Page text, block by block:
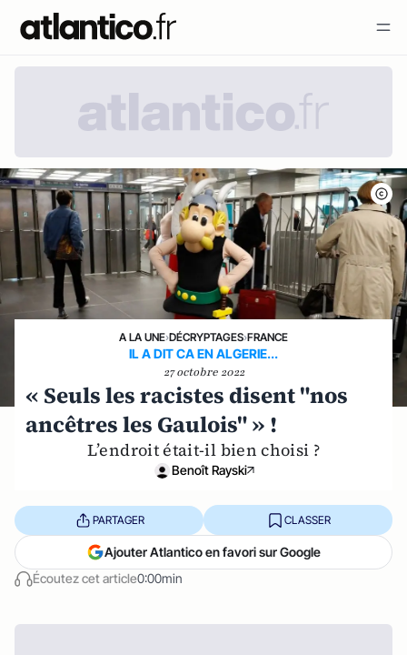
A LA UNE›DÉCRYPTAGES›FRANCE
IL A DIT CA EN ALGERIE...
27 octobre 2022
« Seuls les racistes disent "nos
ancêtres les Gaulois" » !
L’endroit était-il bien choisi ?
Benoît Rayski
Écoutez cet article0:00min
PARTAGER CLASSER
Ajouter Atlantico en favori sur Google